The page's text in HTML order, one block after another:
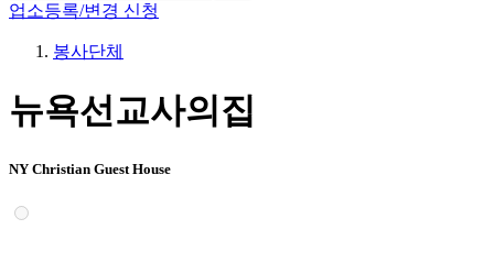
업소등록/변경 신청
봉사단체
뉴욕선교사의집
NY Christian Guest House